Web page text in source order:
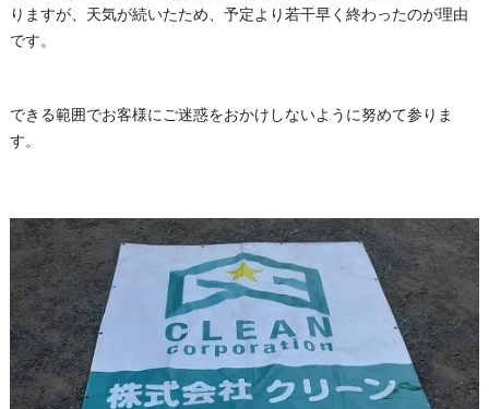
りますが、天気が続いたため、予定より若干早く終わったのが理由
です。
できる範囲でお客様にご迷惑をおかけしないように努めて参りま
す。